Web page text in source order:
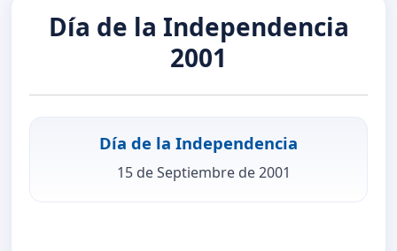
Día de la Independencia
2001
Día de la Independencia
15 de Septiembre de 2001